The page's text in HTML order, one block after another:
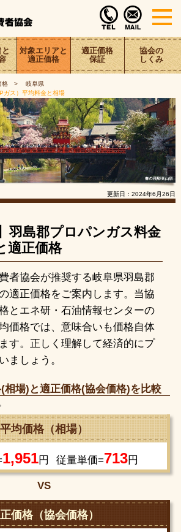
対象エリアと
適正価格
適正価格
保証
協会の
しくみ
格
岐阜県
ガス）平均料金と相場
更新日： 2024年6月26日
羽島郡プロパンガス料金
適正価格
者協会が推奨する岐阜県羽島郡
適正価格をご案内します。当協
とエネ研・石油情報センターの
価格では、意味合いも価格自体
す。正しく理解して経済的にプ
ましょう。
相場)と適正価格(協会価格)を比較
平均価格（相場）
1,951円 従量単価=713円
VS
価格（協会価格）